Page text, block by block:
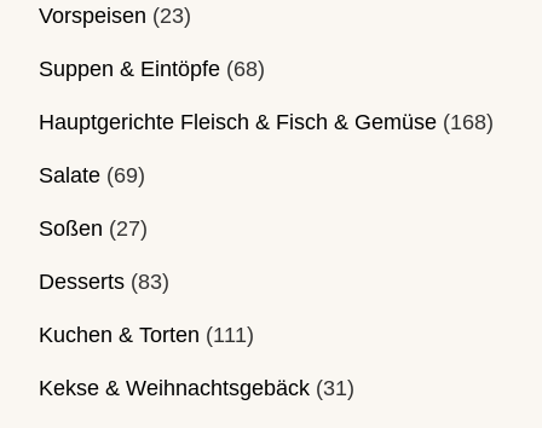
Vorspeisen (23)
Suppen & Eintöpfe (68)
Hauptgerichte Fleisch & Fisch & Gemüse (168)
Salate (69)
Soßen (27)
Desserts (83)
Kuchen & Torten (111)
Kekse & Weihnachtsgebäck (31)